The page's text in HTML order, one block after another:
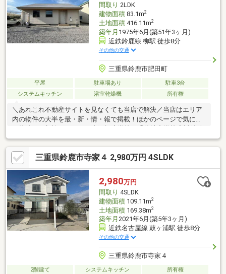
間取り 2LDK
建物面積83.1m2
土地面積416.11m2
築年月 1975年6月(築51年3ヶ月)
近鉄鈴鹿線 柳駅 徒歩8分
その他の交通
三重県鈴鹿市肥田町
平屋 駐車場あり
駐車3台
システムキッチン
浴室乾燥機 所有権
＼あれこれ不動産サイトを見なくても当店で解決／当店はエリア
内の物件の大半を最・新・情・報で掲載！ほかのページで気にな
る物件もご相談ください。◆玉垣小学校／千代崎中学校◆近鉄鈴
鹿線/柳駅まで徒歩約8分◆1階のみで移動しやすい◎◆ランドリ
ールーム付きで家事スムーズ◆回遊動線のファミリーCL付き※写
真をクリックすると、詳細をご覧いただけます。＝＝＝＝＝＝＝
＝＝＝＝＝＝＝＝＝＝＝＝＝＝＝《お問合せからすぐご案内！》
見るだけOK、聞くだけOK。実際に現地を体感してみてくださ
い。＝＝＝＝＝＝＝＝＝＝＝＝＝＝＝＝＝＝＝＝＝＝
三重県鈴鹿市寺家４ 2,980万円 4SLDK
2,980万円
間取り 4SLDK
建物面積109.11m2
土地面積169.38m2
築年月 2021年6月(築5年3ヶ月)
近鉄名古屋線 鼓ヶ浦駅 徒歩8分
その他の交通
三重県鈴鹿市寺家４
2階建て システムキッチン
所有権